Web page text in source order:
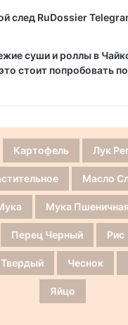
след RuDossier
суши и роллы в
стоит попробовать
Картофель Лук
Масло
Мука Пшеничная
Перец Черный Рис
Чеснок
Яйцо